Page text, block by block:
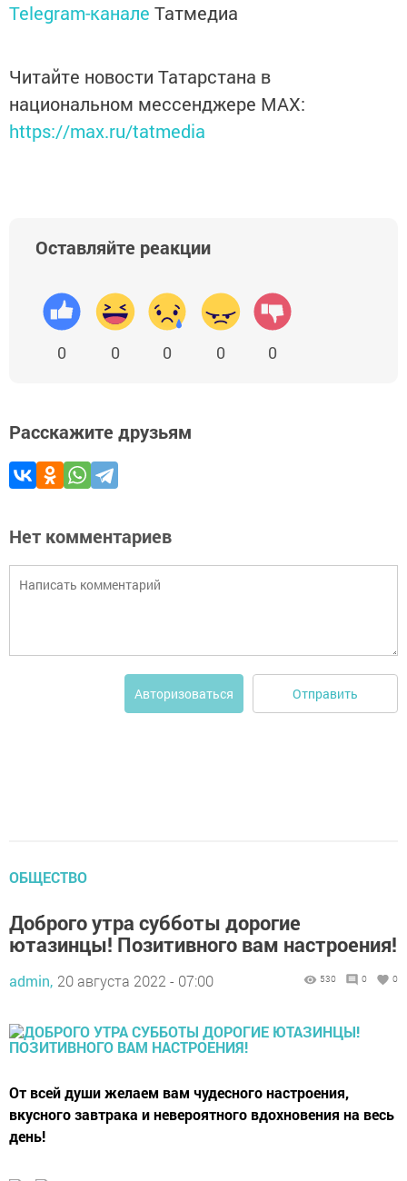
Telegram-канале Татмедиа
Читайте новости Татарстана в
национальном мессенджере MАХ:
https://max.ru/tatmedia
Оставляйте реакции
0 0 0 0 0
Расскажите друзьям
Нет комментариев
Авторизоваться Отправить
ОБЩЕСТВО
Доброго утра субботы дорогие
ютазинцы! Позитивного вам настроения!
admin, 20 августа 2022 - 07:00 530 0 0
От всей души желаем вам чудесного настроения,
вкусного завтрака и невероятного вдохновения на весь
день!